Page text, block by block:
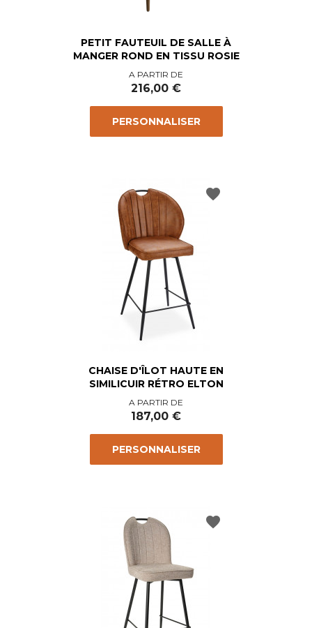
PETIT FAUTEUIL DE SALLE À
MANGER ROND EN TISSU ROSIE
Prix
A PARTIR DE
216,00 €
PERSONNALISER
CHAISE D'ÎLOT HAUTE EN
SIMILICUIR RÉTRO ELTON
Prix
A PARTIR DE
187,00 €
PERSONNALISER
favorite
favorite